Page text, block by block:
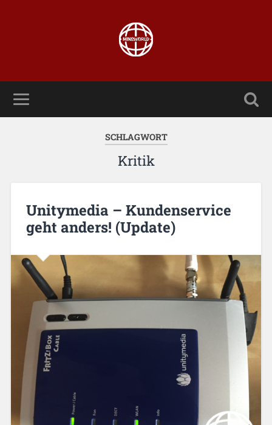
SCHLAGWORT
Kritik
Unitymedia – Kundenservice
geht anders! (Update)